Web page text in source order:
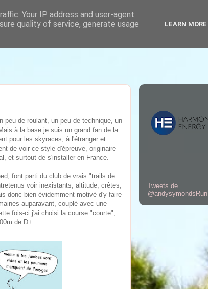
peu de roulant, un peu de technique, un
à la base je suis un grand fan de la
pour les skyraces, à l'étranger et
de voir ce style d'épreuve, originaire
et surtout de s'installer en France.
font parti du club de vrais "trails de
voir inexistants, altitude, crêtes,
donc bien évidemment motivé d'y faire
auparavant, couplé avec une
fois-ci j'ai choisi la course "courte",
de D+.
Tweets de
@andysymondsRun
Your IP address and user-agent
quality of service, generate usage
LEARN MORE